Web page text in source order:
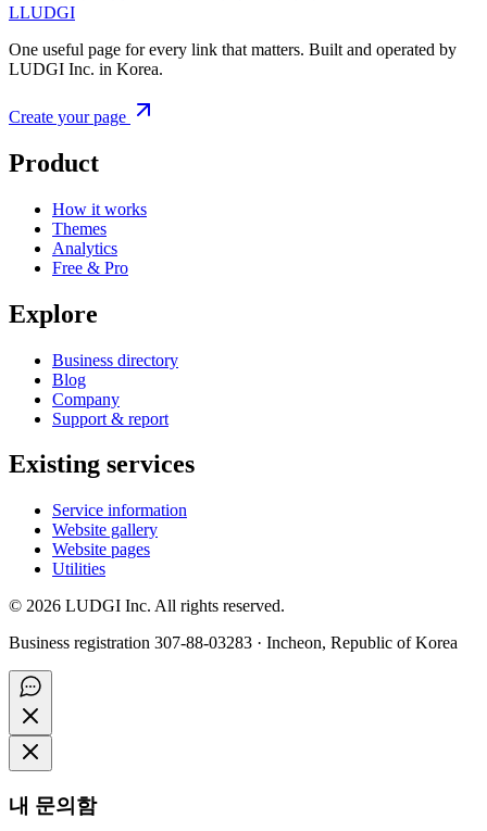
LLUDGI
One useful page for every link that matters. Built and operated by
LUDGI Inc. in Korea.
Create your page
Product
How it works
Themes
Analytics
Free & Pro
Explore
Business directory
Blog
Company
Support & report
Existing services
Service information
Website gallery
Website pages
Utilities
© 2026 LUDGI Inc. All rights reserved.
Business registration 307-88-03283 · Incheon, Republic of Korea
내 문의함